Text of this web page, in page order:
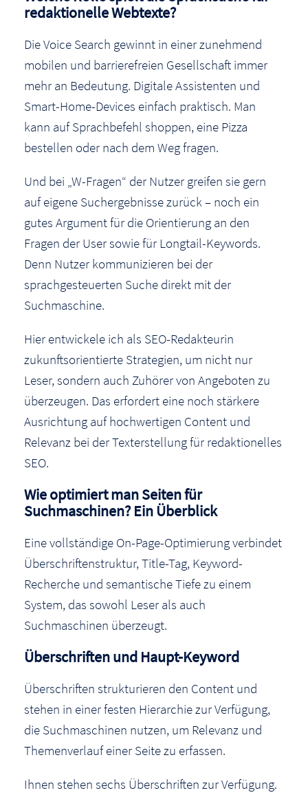
redaktionelle Webtexte?
Die Voice Search gewinnt in einer zunehmend
mobilen und barrierefreien Gesellschaft immer
mehr an Bedeutung. Digitale Assistenten und
Smart-Home-Devices einfach praktisch. Man
kann auf Sprachbefehl shoppen, eine Pizza
bestellen oder nach dem Weg fragen.
Und bei „W-Fragen“ der Nutzer greifen sie gern
auf eigene Suchergebnisse zurück – noch ein
gutes Argument für die Orientierung an den
Fragen der User sowie für Longtail-Keywords.
Denn Nutzer kommunizieren bei der
sprachgesteuerten Suche direkt mit der
Suchmaschine.
Hier entwickele ich als SEO-Redakteurin
zukunftsorientierte Strategien, um nicht nur
Leser, sondern auch Zuhörer von Angeboten zu
überzeugen. Das erfordert eine noch stärkere
Ausrichtung auf hochwertigen Content und
Relevanz bei der Texterstellung für redaktionelles
SEO.
Wie optimiert man Seiten für
Suchmaschinen? Ein Überblick
Eine vollständige On-Page-Optimierung verbindet
Überschriftenstruktur, Title-Tag, Keyword-
Recherche und semantische Tiefe zu einem
System, das sowohl Leser als auch
Suchmaschinen überzeugt.
Überschriften und Haupt-Keyword
Überschriften strukturieren den Content und
stehen in einer festen Hierarchie zur Verfügung,
die Suchmaschinen nutzen, um Relevanz und
Themenverlauf einer Seite zu erfassen.
Ihnen stehen sechs Überschriften zur Verfügung.